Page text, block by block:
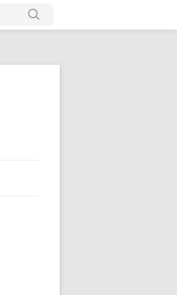
当前博客